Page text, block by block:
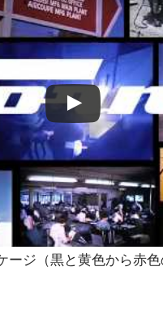
ージ（黒と黄色から赤